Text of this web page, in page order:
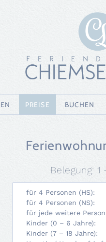
PREISE BUCHEN
Belegung:
für 4 Personen (HS):
für 4 Personen (NS):
für jede weitere
Kinder (0 – 6 Jahre):
Kinder (7 – 18 Jahre):